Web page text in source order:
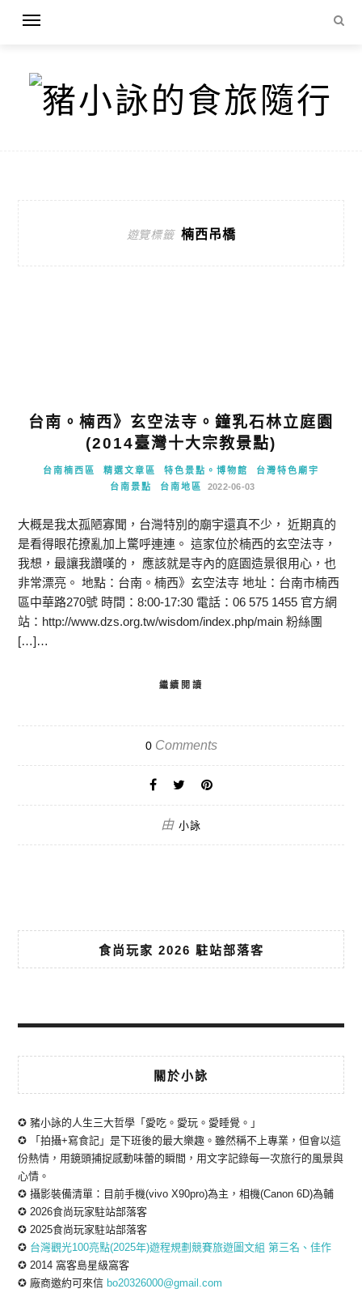
遊覽標籤 楠西吊橋
台南。楠西》玄空法寺。鐘乳石林立庭園
(2014臺灣十大宗教景點)
台南楠西區 精選文章區 特色景點。博物館
台灣特色廟宇
台南景點
台南地區 2022-06-03
大概是我太孤陋寡聞，台灣特別的廟宇還真不少， 近期真的
是看得眼花撩亂加上驚呼連連。 這家位於楠西的玄空法寺，
我想，最讓我讚嘆的， 應該就是寺內的庭園造景很用心，也
非常漂亮。 地點：台南。楠西》玄空法寺 地址：台南市楠西
區中華路270號 時間：8:00-17:30 電話：06 575 1455 官方網
站：http://www.dzs.org.tw/wisdom/index.php/main 粉絲團
[…]…
繼續閱讀
0Comments
由 小詠
食尚玩家 2026 駐站部落客
關於小詠
✪ 豬小詠的人生三大哲學「愛吃。愛玩。愛睡覺。」
✪ 「拍攝+寫食記」是下班後的最大樂趣。雖然稱不上專業，但會以這
份熱情，用鏡頭捕捉感動味蕾的瞬間，用文字記錄每一次旅行的風景與
心情。
✪ 攝影裝備清單：目前手機(vivo X90pro)為主，相機(Canon 6D)為輔
✪ 2026食尚玩家駐站部落客
✪ 2025食尚玩家駐站部落客
✪ 台灣觀光100亮點(2025年)遊程規劃競賽旅遊圖文組 第三名、佳作
✪ 2014 窩客島星級窩客
✪ 廠商邀約可來信 bo20326000@gmail.com